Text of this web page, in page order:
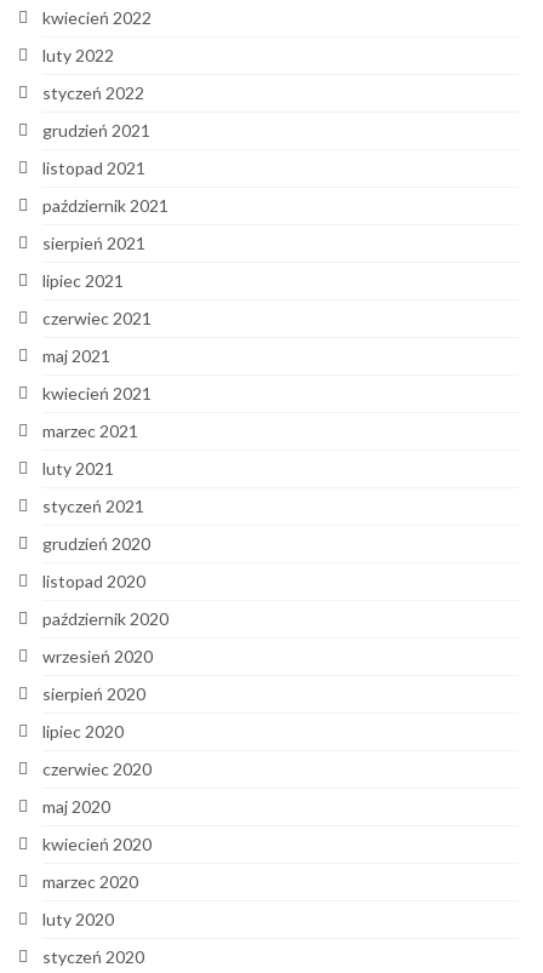
kwiecień 2022
luty 2022
styczeń 2022
grudzień 2021
listopad 2021
październik 2021
sierpień 2021
lipiec 2021
czerwiec 2021
maj 2021
kwiecień 2021
marzec 2021
luty 2021
styczeń 2021
grudzień 2020
listopad 2020
październik 2020
wrzesień 2020
sierpień 2020
lipiec 2020
czerwiec 2020
maj 2020
kwiecień 2020
marzec 2020
luty 2020
styczeń 2020